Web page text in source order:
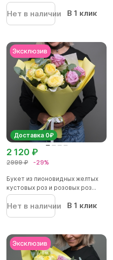
Нет в наличии В 1 клик
Доставка 0₽
2999 ₽ -29%
2 120 ₽
Букет из пионовидных желтых
кустовых роз и розовых роз...
Нет в наличии В 1 клик